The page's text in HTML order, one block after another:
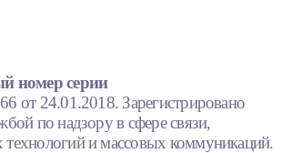
номер серии
24.01.2018. Зарегистрировано
по надзору в сфере связи,
и массовых коммуникаций.